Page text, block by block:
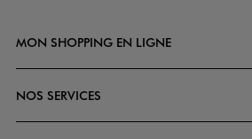
MON SHOPPING EN LIGNE
NOS SERVICES